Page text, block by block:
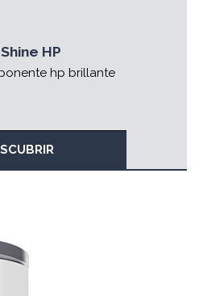
HP
hp brillante